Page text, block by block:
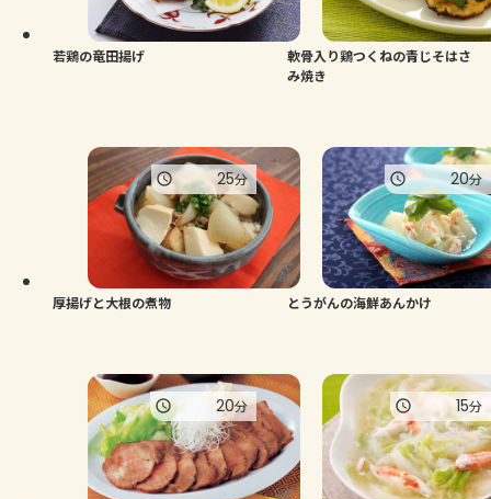
若鶏の竜田揚げ
軟骨入り鶏つくねの青じそはさ
み焼き
厚揚げと大根の煮物
25分
とうがんの海鮮あんかけ
20分
20分 15分